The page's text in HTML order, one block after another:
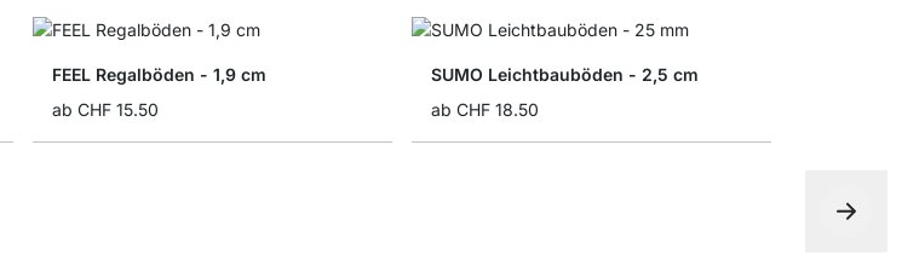
FEEL Regalböden - 1,9 cm
ab CHF 15.50
SUMO Leichtbauböden - 2,5 cm
ab CHF 18.50